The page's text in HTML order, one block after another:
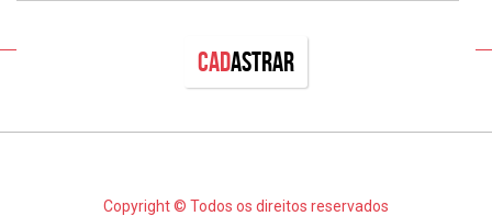
Cadastrar
Copyright © Todos os direitos reservados